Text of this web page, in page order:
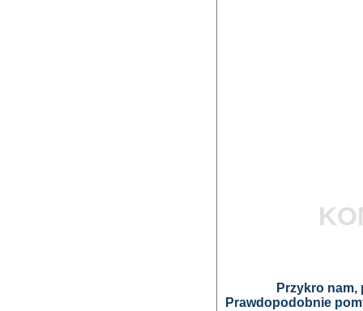
Przykro
Prawdopodobnie